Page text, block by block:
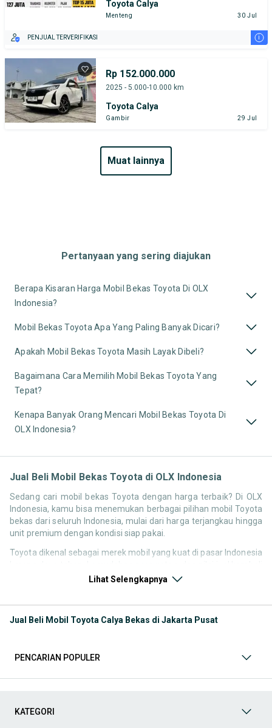
Toyota Calya
Menteng 30 Jul
PENJUAL TERVERIFIKASI i
Rp 152.000.000
2025 - 5.000-10.000 km
Toyota Calya
Gambir 29 Jul
muat lainnya
Pertanyaan yang sering diajukan
Berapa Kisaran Harga Mobil Bekas Toyota Di OLX
Indonesia?
Mobil Bekas Toyota Apa Yang Paling Banyak Dicari?
Apakah Mobil Bekas Toyota Masih Layak Dibeli?
Bagaimana Cara Memilih Mobil Bekas Toyota Yang
Tepat?
Kenapa Banyak Orang Mencari Mobil Bekas Toyota Di
OLX Indonesia?
Jual Beli Mobil Bekas Toyota di OLX Indonesia
Sedang cari mobil bekas Toyota dengan harga terbaik? Di OLX
Indonesia, kamu bisa menemukan berbagai pilihan mobil Toyota
bekas dari seluruh Indonesia, mulai dari harga terjangkau hingga
unit premium dengan kondisi siap pakai.
Toyota dikenal sebagai merek mobil yang kuat di pasar Indonesia
yang stabil. Itu sebabnya pencarian seperti
Melalui halaman ini, kamu bisa langsung membandingkan
Model Mobil Bekas Toyota yang Paling Banyak Dicari
bekas karena reputasi dan kebutuhan pengguna di Indonesia.
Lihat Selengkapnya
Jual Beli Mobil Toyota Calya Bekas di Jakarta Pusat
PENCARIAN POPULER
KATEGORI